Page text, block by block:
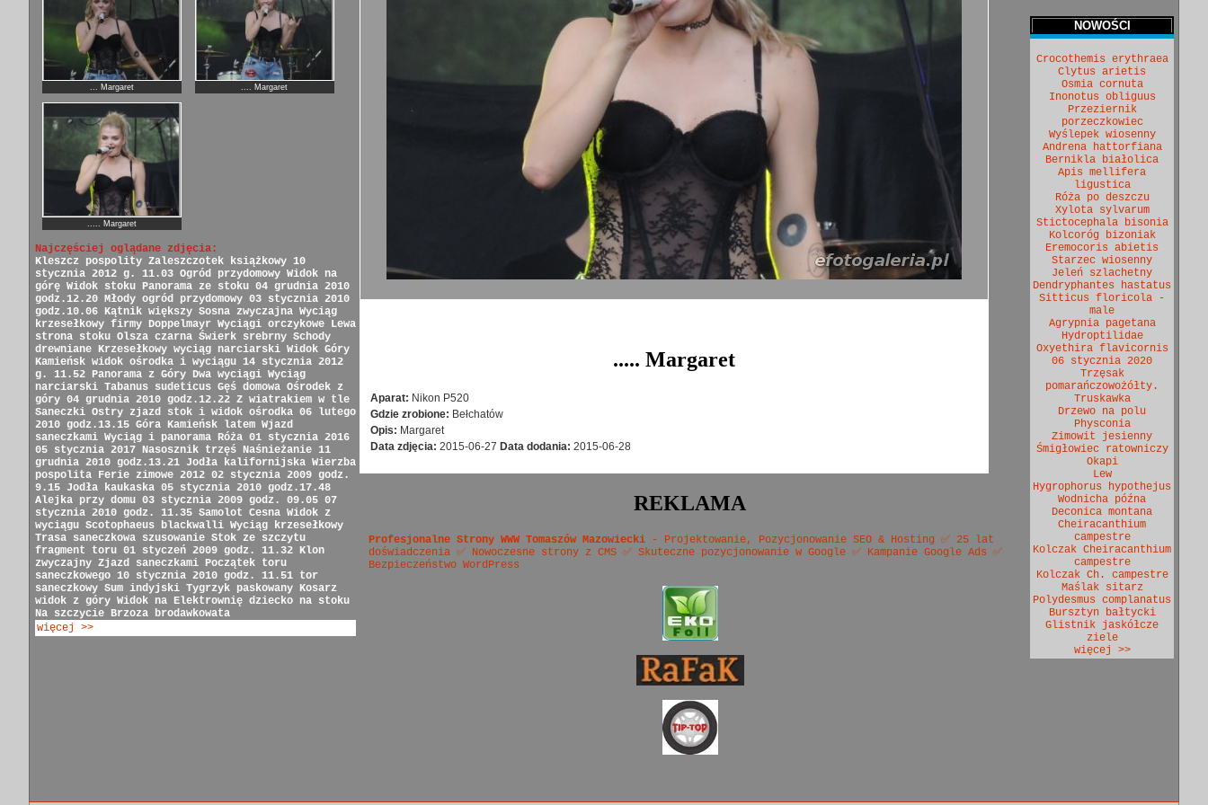
... Margaret .... Margaret
..... Margaret
Najczęściej oglądane zdjęcia:
Kleszcz pospolity Zaleszczotek książkowy 10
stycznia 2012 g. 11.03 Ogród przydomowy Widok na
górę Widok stoku Panorama ze stoku 04 grudnia 2010
godz.12.20 Młody ogród przydomowy 03 stycznia 2010
godz.10.06 Kątnik większy Sosna zwyczajna Wyciąg
krzesełkowy firmy Doppelmayr Wyciągi orczykowe Lewa
strona stoku Olsza czarna Świerk srebrny Schody
drewniane Krzesełkowy wyciąg narciarski Widok Góry
Kamieńsk widok ośrodka i wyciągu 14 stycznia 2012
g. 11.52 Panorama z Góry Dwa wyciągi Wyciąg
narciarski Tabanus sudeticus Gęś domowa Ośrodek z
góry 04 grudnia 2010 godz.12.22 Z wiatrakiem w tle
Saneczki Ostry zjazd stok i widok ośrodka 06 lutego
2010 godz.13.15 Góra Kamieńsk latem Wjazd
saneczkami Wyciąg i panorama Róża 01 stycznia 2016
05 stycznia 2017 Nasosznik trzęś Naśnieżanie 11
grudnia 2010 godz.13.21 Jodła kalifornijska Wierzba
pospolita Ferie zimowe 2012 02 stycznia 2009 godz.
9.15 Jodła kaukaska 05 stycznia 2010 godz.17.48
Alejka przy domu 03 stycznia 2009 godz. 09.05 07
stycznia 2010 godz. 11.35 Samolot Cesna Widok z
wyciągu Scotophaeus blackwalli Wyciąg krzesełkowy
Trasa saneczkowa szusowanie Stok ze szczytu
fragment toru 01 styczeń 2009 godz. 11.32 Klon
zwyczajny Zjazd saneczkami Początek toru
saneczkowego 10 stycznia 2010 godz. 11.51 tor
saneczkowy Sum indyjski Tygrzyk paskowany Kosarz
widok z góry Widok na Elektrownię dziecko na stoku
Na szczycie Brzoza brodawkowata
więcej >>
..... Margaret
Aparat: Nikon P520
Gdzie zrobione: Bełchatów
Opis: Margaret
Data zdjęcia: 2015-06-27 Data dodania: 2015-06-28
REKLAMA
Profesjonalne Strony WWW Tomaszów Mazowiecki - Projektowanie, Pozycjonowanie SEO & Hosting ✅ 25 lat
doświadczenia ✅ Nowoczesne strony z CMS ✅ Skuteczne pozycjonowanie w Google ✅ Kampanie Google Ads ✅
Bezpieczeństwo WordPress
NOWOŚCI
Crocothemis erythraea
Clytus arietis
Osmia cornuta
Inonotus obliguus
Przeziernik
porzeczkowiec
Wyślepek wiosenny
Andrena hattorfiana
Bernikla białolica
Apis mellifera
ligustica
Róża po deszczu
Xylota sylvarum
Stictocephala bisonia
Kolcoróg bizoniak
Eremocoris abietis
Starzec wiosenny
Jeleń szlachetny
Dendryphantes hastatus
Sitticus floricola -
male
Agrypnia pagetana
Hydroptilidae
Oxyethira flavicornis
06 stycznia 2020
Trzęsak
pomarańczowożółty.
Truskawka
Drzewo na polu
Physconia
Zimowit jesienny
Śmigłowiec ratowniczy
Okapi
Lew
Hygrophorus hypothejus
Wodnicha późna
Deconica montana
Cheiracanthium
campestre
Kolczak Cheiracanthium
campestre
Kolczak Ch. campestre
Maślak sitarz
Polydesmus complanatus
Bursztyn bałtycki
Glistnik jaskółcze
ziele
więcej >>